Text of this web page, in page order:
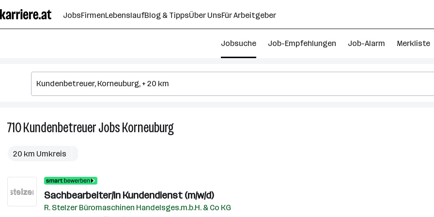
Seiteninhalt
springen
JobsFirmenLebenslaufBlog & TippsÜber UnsFür Arbeitgeber
Jobsuche Job-Empfehlungen Job-Alarm Merkliste
710KundenbetreuerJobsKorneuburg710
Kundenbetreuer
20 km Umkreis
Sachbearbeiter/in Kundendienst (m/w/d)
R. Stelzer Büromaschinen Handelsges.m.b.H. & Co KG